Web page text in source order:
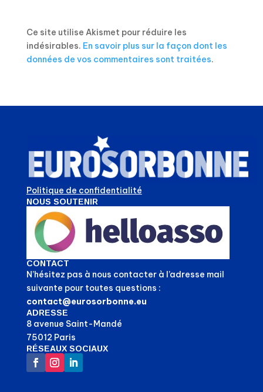
Ce site utilise Akismet pour réduire les
indésirables. En savoir plus sur la façon dont les
données de vos commentaires sont traitées.
Politique de confidentialité
NOUS SOUTENIR
CONTACT
N’hésitez pas à nous contacter à l’adresse mail
suivante pour toutes questions :
contact@eurosorbonne.eu
ADRESSE
8 avenue Saint-Mandé
75012 Paris
RÉSEAUX SOCIAUX